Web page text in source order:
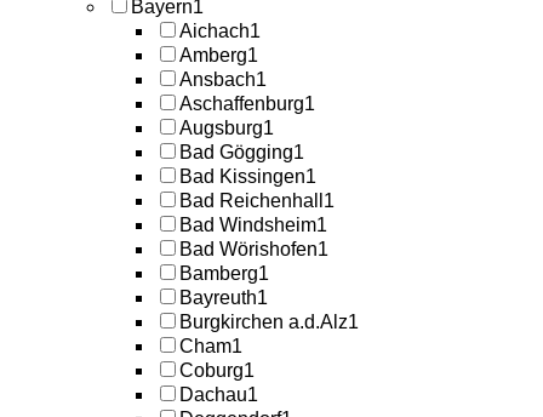
Bayern1
Aichach1
Amberg1
Ansbach1
Aschaffenburg1
Augsburg1
Bad Gögging1
Bad Kissingen1
Bad Reichenhall 1
Bad Windsheim1
Bad Wörishofen1
Bamberg1
Bayreuth1
Burgkirchen a.d.Alz1
Cham1
Coburg1
Dachau1